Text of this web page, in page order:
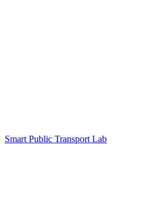
Smart Public Transport Lab